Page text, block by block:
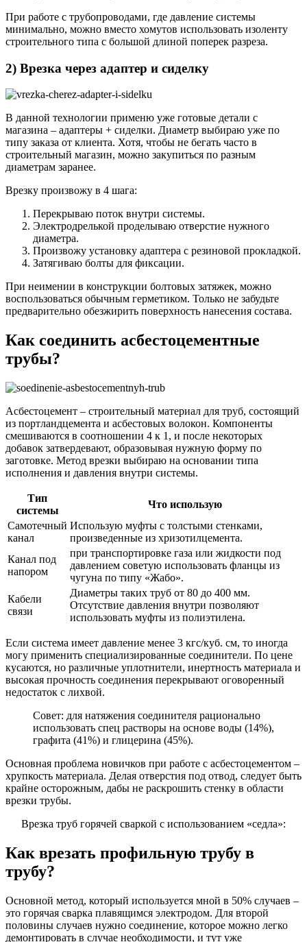
При работе с трубопроводами, где давление системы
минимально, можно вместо хомутов использовать изоленту
строительного типа с большой длиной поперек разреза.
2) Врезка через адаптер и сиделку
В данной технологии применю уже готовые детали с
магазина – адаптеры + сиделки. Диаметр выбираю уже по
типу заказа от клиента. Хотя, чтобы не бегать часто в
строительный магазин, можно закупиться по разным
диаметрам заранее.
Врезку произвожу в 4 шага:
Перекрываю поток внутри системы.
Электродрелькой проделываю отверстие нужного
диаметра.
Произвожу установку адаптера с резиновой прокладкой.
Затягиваю болты для фиксации.
При неимении в конструкции болтовых затяжек, можно
воспользоваться обычным герметиком. Только не забудьте
предварительно обезжирить поверхность нанесения состава.
Как соединить асбестоцементные
трубы?
Асбестоцемент – строительный материал для труб, состоящий
из портландцемента и асбестовых волокон. Компоненты
смешиваются в соотношении 4 к 1, и после некоторых
добавок затвердевают, образовывая нужную форму по
заготовке. Метод врезки выбираю на основании типа
исполнения и давления внутри системы.
Тип
системы
Что использую
Самотечный
канал
Использую муфты с толстыми стенками,
произведенные из хризотилцемента.
Канал под
напором
при транспортировке газа или жидкости под
давлением советую использовать фланцы из
чугуна по типу «Жабо».
Кабели
связи
Диаметры таких труб от 80 до 400 мм.
Отсутствие давления внутри позволяют
использовать муфты из полиэтилена.
Если система имеет давление менее 3 кгс/куб. см, то иногда
могу применить специализированные соединители. По цене
кусаются, но различные уплотнители, инертность материала и
высокая прочность соединения перекрывают оговоренный
недостаток с лихвой.
Совет: для натяжения соединителя рационально
использовать спец растворы на основе воды (14%),
графита (41%) и глицерина (45%).
Основная проблема новичков при работе с асбестоцементом –
хрупкость материала. Делая отверстия под отвод, следует быть
крайне осторожным, дабы не раскрошить стенку в области
врезки трубы.
Врезка труб горячей сваркой с использованием «седла»:
Как врезать профильную трубу в
трубу?
Основной метод, который используется мной в 50% случаев –
это горячая сварка плавящимся электродом. Для второй
половины случаев нужно соединение, которое можно легко
демонтировать в случае необходимости, и тут уже